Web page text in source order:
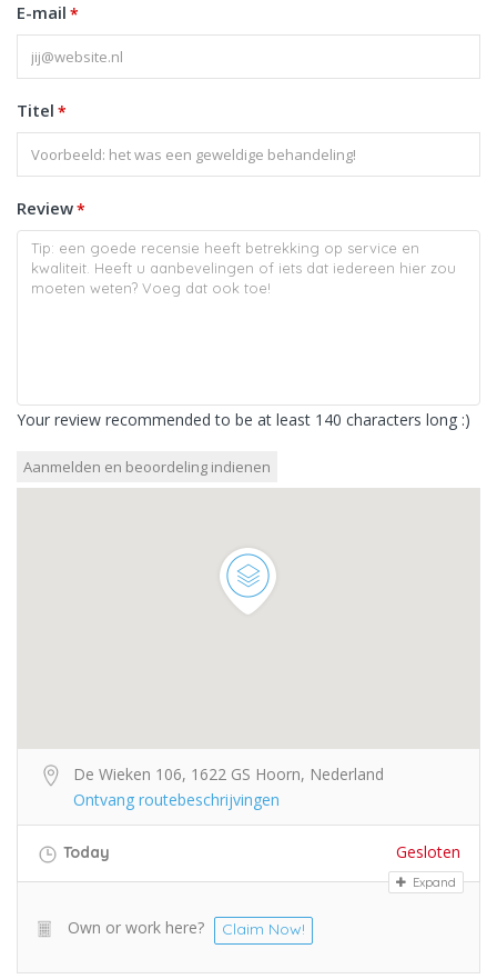
E-mail *
Titel *
Review*
Your review recommended to be at least 140 characters long :)
De Wieken 106, 1622 GS Hoorn, Nederland
Ontvang routebeschrijvingen
Today Gesloten
Expand
Own or work here? Claim Now!